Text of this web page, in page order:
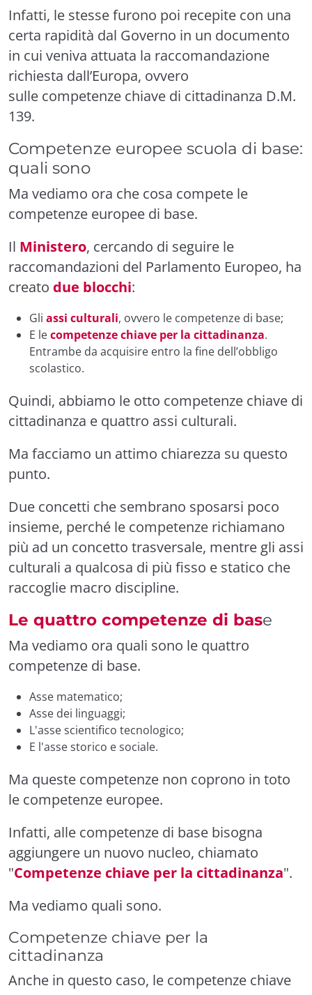
Infatti, le stesse furono poi recepite con una
certa rapidità dal Governo in un documento
in cui veniva attuata la raccomandazione
richiesta dall’Europa, ovvero
sulle competenze chiave di cittadinanza D.M.
139.
Competenze europee scuola di base:
quali sono
Ma vediamo ora che cosa compete le
competenze europee di base.
Il Ministero, cercando di seguire le
raccomandazioni del Parlamento Europeo, ha
creato due blocchi:
Gli assi culturali, ovvero le competenze di base;
E lecompetenze chiave per la cittadinanza.
Entrambe da acquisire entro la fine dell’obbligo
scolastico.
Quindi, abbiamo le otto competenze chiave di
cittadinanza e quattro assi culturali.
Ma facciamo un attimo chiarezza su questo
punto.
Due concetti che sembrano sposarsi poco
insieme, perché le competenze richiamano
più ad un concetto trasversale, mentre gli assi
culturali a qualcosa di più fisso e statico che
raccoglie macro discipline.
Le quattro competenze di base
Ma vediamo ora quali sono le quattro
competenze di base.
Asse matematico;
Asse dei linguaggi;
L'asse scientifico tecnologico;
E l'asse storico e sociale.
Ma queste competenze non coprono in toto
le competenze europee.
Infatti, alle competenze di base bisogna
aggiungere un nuovo nucleo, chiamato
"Competenze chiave per la cittadinanza".
Ma vediamo quali sono.
Competenze chiave per la
cittadinanza
Anche in questo caso, le competenze chiave